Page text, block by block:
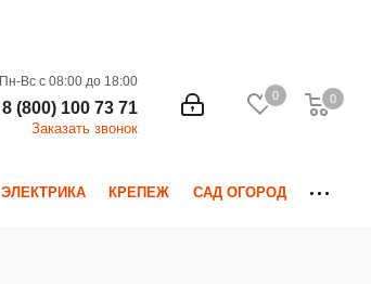
0 0
0
Пн-Вс с 08:00 до 18:00
8 (800) 100 73 71
Заказать звонок
ЭЛЕКТРИКА КРЕПЕЖ САД ОГОРОД